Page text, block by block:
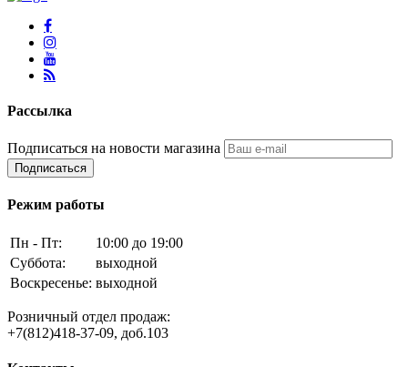
Рассылка
Подписаться на новости магазина
Подписаться
Режим работы
Пн - Пт:
10:00 до 19:00
Суббота:
выходной
Воскресенье: выходной
Розничный отдел продаж:
+7(812)418-37-09, доб.103